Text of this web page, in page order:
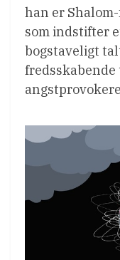
han er
som indstifter
bogstaveligt